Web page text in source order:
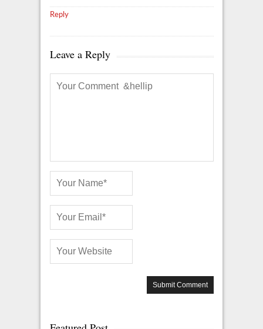
Reply
Leave a Reply